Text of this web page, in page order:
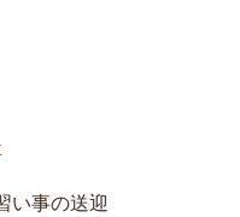
い事の送迎